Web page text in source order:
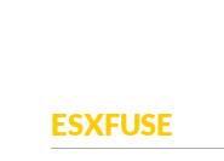
ESXFUSE